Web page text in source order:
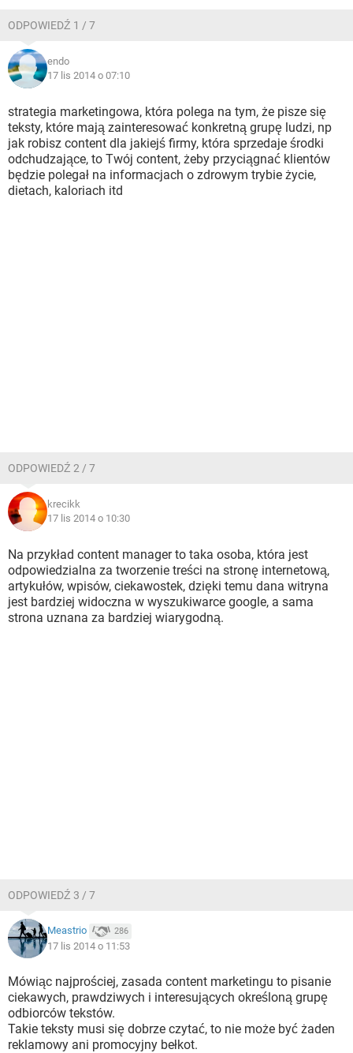
ODPOWIEDŹ 1 / 7
endo
17 lis 2014 o 07:10
strategia marketingowa, która polega na tym, że pisze się
teksty, które mają zainteresować konkretną grupę ludzi, np
jak robisz content dla jakiejś firmy, która sprzedaje środki
odchudzające, to Twój content, żeby przyciągnać klientów
będzie polegał na informacjach o zdrowym trybie życie,
dietach, kaloriach itd
ODPOWIEDŹ 2 / 7
krecikk
17 lis 2014 o 10:30
Na przykład content manager to taka osoba, która jest
odpowiedzialna za tworzenie treści na stronę internetową,
artykułów, wpisów, ciekawostek, dzięki temu dana witryna
jest bardziej widoczna w wyszukiwarce google, a sama
strona uznana za bardziej wiarygodną.
ODPOWIEDŹ 3 / 7
Meastrio 286
17 lis 2014 o 11:53
Mówiąc najprościej, zasada content marketingu to pisanie
ciekawych, prawdziwych i interesujących określoną grupę
odbiorców tekstów.
Takie teksty musi się dobrze czytać, to nie może być żaden
reklamowy ani promocyjny bełkot.